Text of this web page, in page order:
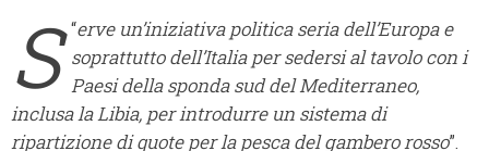
“
S
erve un’iniziativa politica seria dell’Europa e
soprattutto dell’Italia per sedersi al tavolo con i
Paesi della sponda sud del Mediterraneo,
inclusa la Libia, per introdurre un sistema di
ripartizione di quote per la pesca del gambero rosso”.